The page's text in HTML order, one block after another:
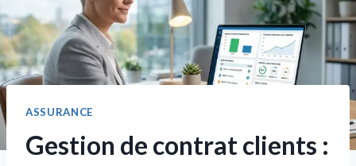
ASSURANCE
Gestion de contrat clients :